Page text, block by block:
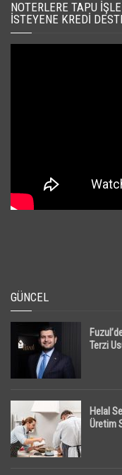
NOTERLERE TAPU
İSTEYENE KREDI
GÜNCEL
Terzi
Helal
Üretim